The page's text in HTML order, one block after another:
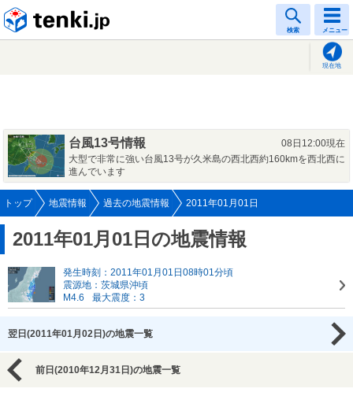
検索 メニュー
現在地
台風13号情報
08日12:00現在
大型で非常に強い台風13号が久米島の西北西約160kmを西北西に
進んでいます
トップ 地震情報 過去の地震情報 2011年01月01日
2011年01月01日の地震情報
発生時刻：2011年01月01日08時01分頃
震源地：茨城県沖頃
M4.6
最大震度：3
翌日(2011年01月02日)の地震一覧
前日(2010年12月31日)の地震一覧